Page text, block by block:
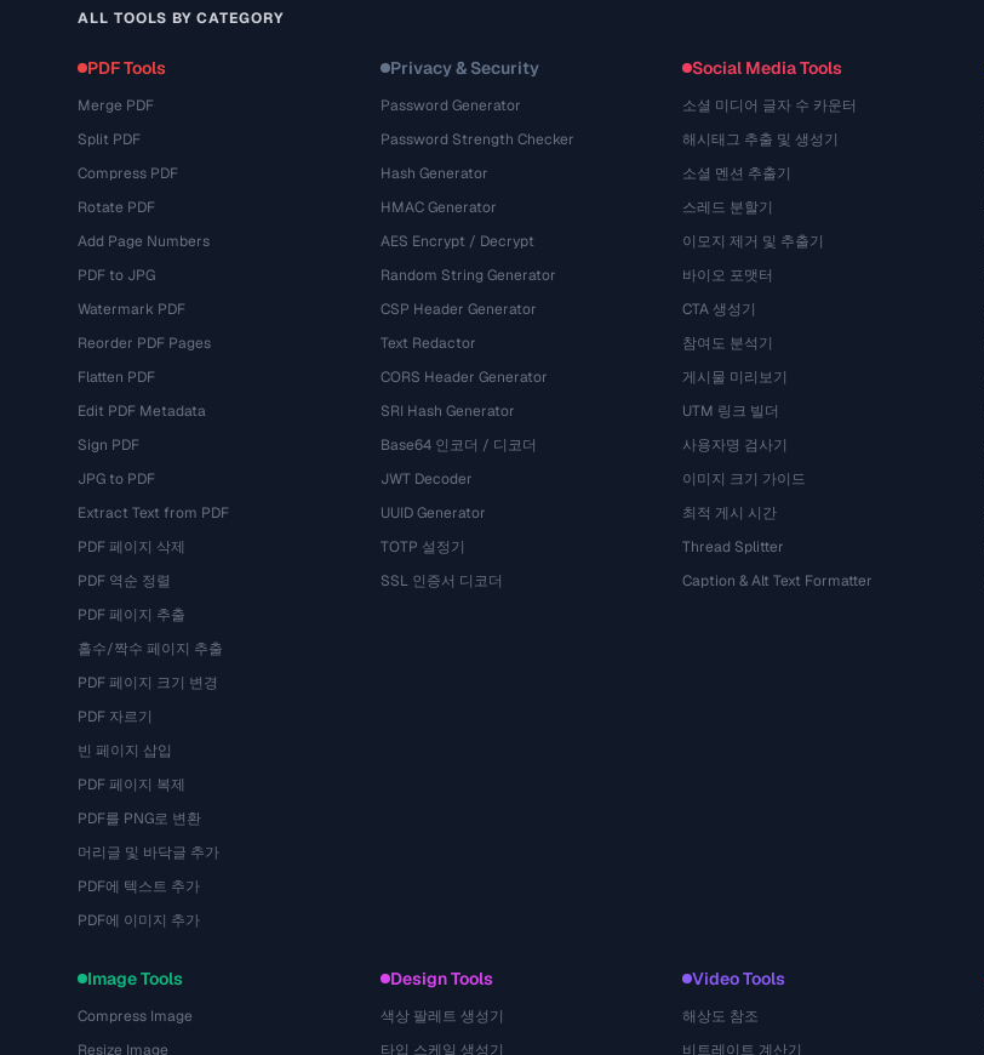
ALL TOOLS BY CATEGORY
PDF Tools
Merge PDF
Split PDF
Compress PDF
Rotate PDF
Add Page Numbers
PDF to JPG
Watermark PDF
Reorder PDF Pages
Flatten PDF
Edit PDF Metadata
Sign PDF
JPG to PDF
Extract Text from PDF
PDF 페이지 삭제
PDF 역순 정렬
PDF 페이지 추출
홀수/짝수 페이지 추출
PDF 페이지 크기 변경
PDF 자르기
빈 페이지 삽입
PDF 페이지 복제
PDF를 PNG로 변환
머리글 및 바닥글 추가
PDF에 텍스트 추가
PDF에 이미지 추가
Privacy & Security
Password Generator
Password Strength Checker
Hash Generator
HMAC Generator
AES Encrypt / Decrypt
Random String Generator
CSP Header Generator
Text Redactor
CORS Header Generator
SRI Hash Generator
Base64 인코더 / 디코더
JWT Decoder
UUID Generator
TOTP 설정기
SSL 인증서 디코더
Social Media Tools
소셜 미디어 글자 수 카운터
해시태그 추출 및 생성기
소셜 멘션 추출기
스레드 분할기
이모지 제거 및 추출기
바이오 포맷터
CTA 생성기
참여도 분석기
게시물 미리보기
UTM 링크 빌더
사용자명 검사기
이미지 크기 가이드
최적 게시 시간
Thread Splitter
Caption & Alt Text Formatter
Image Tools
Compress Image
Resize Image
Design Tools
색상 팔레트 생성기
타입 스케일 생성기
Video Tools
해상도 참조
비트레이트 계산기